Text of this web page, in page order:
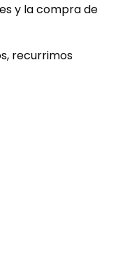
y la compra de
recurrimos